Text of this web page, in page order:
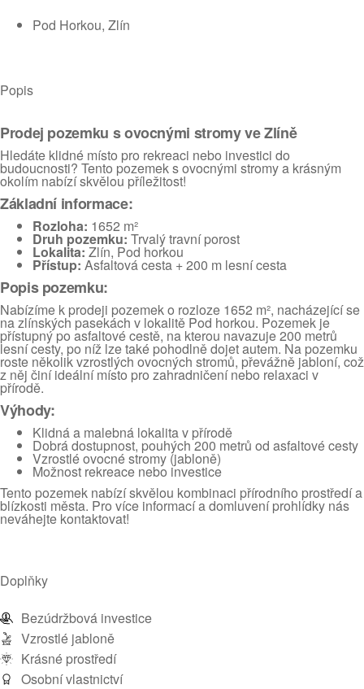
Pod Horkou, Zlín
Popis
Prodej pozemku s ovocnými stromy ve Zlíně
Hledáte klidné místo pro rekreaci nebo investici do
budoucnosti? Tento pozemek s ovocnými stromy a krásným
okolím nabízí skvělou příležitost!
Základní informace:
Rozloha: 1652 m²
Druh pozemku: Trvalý travní porost
Lokalita: Zlín, Pod horkou
Přístup: Asfaltová cesta + 200 m lesní cesta
Popis pozemku:
Nabízíme k prodeji pozemek o rozloze 1652 m², nacházející se
na zlínských pasekách v lokalitě Pod horkou. Pozemek je
přístupný po asfaltové cestě, na kterou navazuje 200 metrů
lesní cesty, po níž lze také pohodlně dojet autem. Na pozemku
roste několik vzrostlých ovocných stromů, převážně jabloní, což
z něj činí ideální místo pro zahradničení nebo relaxaci v
přírodě.
Výhody:
Klidná a malebná lokalita v přírodě
Dobrá dostupnost, pouhých 200 metrů od asfaltové cesty
Vzrostlé ovocné stromy (jabloně)
Možnost rekreace nebo investice
Tento pozemek nabízí skvělou kombinaci přírodního prostředí a
blízkosti města. Pro více informací a domluvení prohlídky nás
neváhejte kontaktovat!
Doplňky
Bezúdržbová investice
Vzrostlé jabloně
Krásné prostředí
Osobní vlastnictví